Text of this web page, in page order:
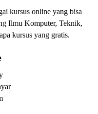
kursus online yang bisa
Ilmu Komputer, Teknik,
kursus yang gratis.